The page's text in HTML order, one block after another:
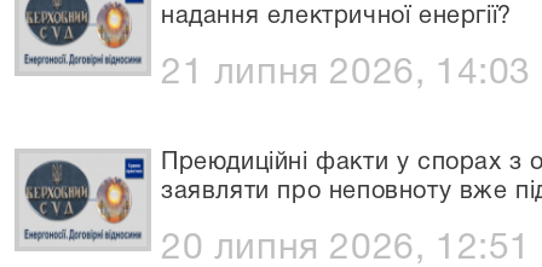
надання електричної енергії?
21 липня 2026, 14:03
Преюдиційні факти у спорах
заявляти про неповноту вже
20 липня 2026, 12:51